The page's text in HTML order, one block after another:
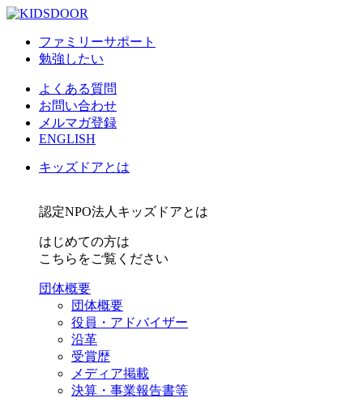
ファミリーサポート
勉強したい
よくある質問
お問い合わせ
メルマガ登録
ENGLISH
キッズドアとは
認定NPO法人キッズドアとは
はじめての方は
こちらをご覧ください
団体概要
団体概要
役員・アドバイザー
沿革
受賞歴
メディア掲載
決算・事業報告書等